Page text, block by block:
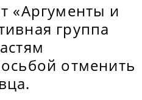
«Аргументы и
группа
отменить